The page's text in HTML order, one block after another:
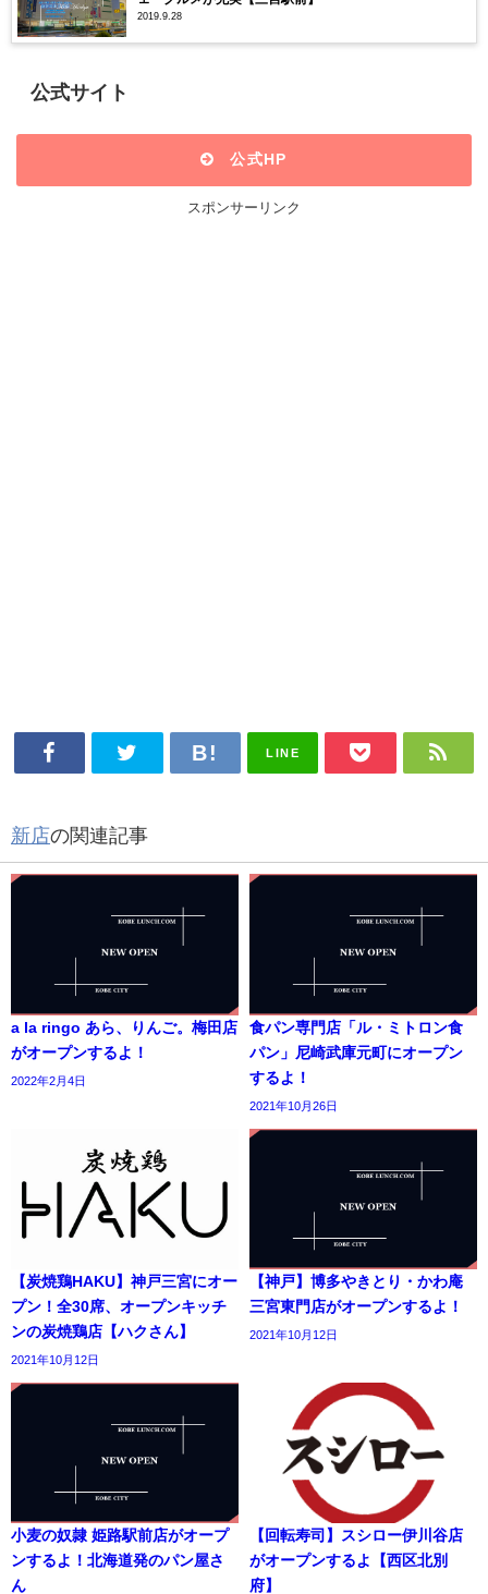
2019.9.28
公式サイト
公式HP
スポンサーリンク
LINE
新店の関連記事
a la ringo あら、りんご。梅田店
がオープンするよ！
2022年2月4日
食パン専門店「ル・ミトロン食
パン」尼崎武庫元町にオープン
するよ！
2021年10月26日
【炭焼鶏HAKU】神戸三宮にオー
プン！全30席、オープンキッチ
ンの炭焼鶏店【ハクさん】
2021年10月12日
【神戸】博多やきとり・かわ庵
三宮東門店がオープンするよ！
2021年10月12日
小麦の奴隷 姫路駅前店がオープ
ンするよ！北海道発のパン屋さ
ん
【回転寿司】スシロー伊川谷店
がオープンするよ【西区北別
府】